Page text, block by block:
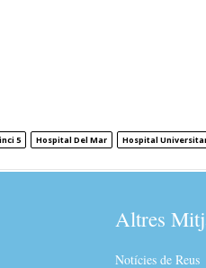
5 Hospital Del Mar Hospital
Altres
Notícies de Reus